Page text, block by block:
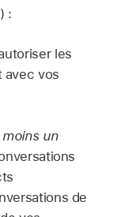
:
les
avec vos
un
de